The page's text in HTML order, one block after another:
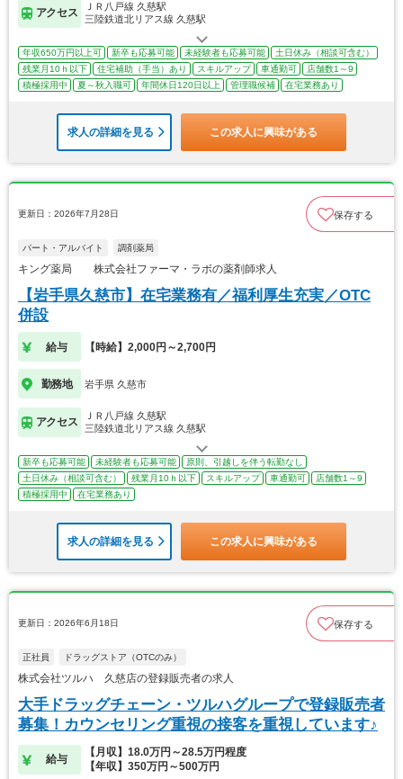
アクセス
ＪＲ八戸線 久慈駅
三陸鉄道北リアス線 久慈駅
年収650万円以上可 新卒も応募可能 未経験者も応募可能
土日休み（相談可含む）
残業月10ｈ以下
住宅補助（手当）あり スキルアップ 車通勤可
店舗数1～9
積極採用中
夏～秋入職可 年間休日120日以上 管理職候補 在宅業務あり
求人の詳細を見る この求人に興味がある
更新日：2026年7月28日 保存する
パート・アルバイト 調剤薬局
キング薬局 株式会社ファーマ・ラボの薬剤師求人
【岩手県久慈市】在宅業務有／福利厚生充実／OTC
併設
給与 【時給】2,000円～2,700円
勤務地 岩手県 久慈市
アクセス
ＪＲ八戸線 久慈駅
三陸鉄道北リアス線 久慈駅
新卒も応募可能 未経験者も応募可能
原則、引越しを伴う転勤なし
土日休み（相談可含む）
残業月10ｈ以下 スキルアップ 車通勤可
店舗数1～9
積極採用中
在宅業務あり
求人の詳細を見る この求人に興味がある
更新日：2026年6月18日 保存する
正社員 ドラッグストア（OTCのみ）
株式会社ツルハ 久慈店の登録販売者の求人
大手ドラッグチェーン・ツルハグループで登録販売者
募集！カウンセリング重視の接客を重視しています♪
給与
【月収】18.0万円～28.5万円程度
【年収】350万円～500万円